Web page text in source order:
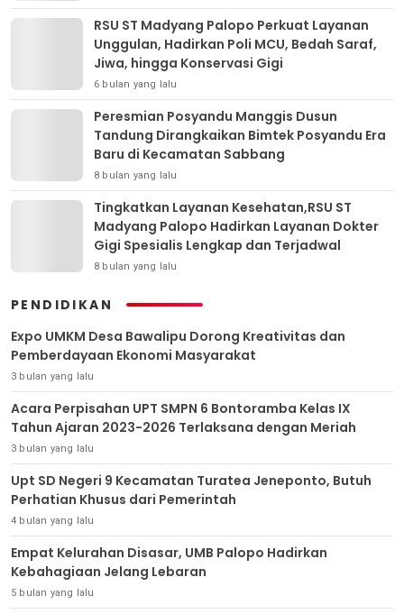
RSU ST Madyang Palopo Perkuat Layanan
Unggulan, Hadirkan Poli MCU, Bedah Saraf,
Jiwa, hingga Konservasi Gigi
6 bulan yang lalu
Peresmian Posyandu Manggis Dusun
Tandung Dirangkaikan Bimtek Posyandu Era
Baru di Kecamatan Sabbang
8 bulan yang lalu
Tingkatkan Layanan Kesehatan,RSU ST
Madyang Palopo Hadirkan Layanan Dokter
Gigi Spesialis Lengkap dan Terjadwal
8 bulan yang lalu
PENDIDIKAN
Expo UMKM Desa Bawalipu Dorong Kreativitas dan
Pemberdayaan Ekonomi Masyarakat
3 bulan yang lalu
Acara Perpisahan UPT SMPN 6 Bontoramba Kelas IX
Tahun Ajaran 2023-2026 Terlaksana dengan Meriah
3 bulan yang lalu
Upt SD Negeri 9 Kecamatan Turatea Jeneponto, Butuh
Perhatian Khusus dari Pemerintah
4 bulan yang lalu
Empat Kelurahan Disasar, UMB Palopo Hadirkan
Kebahagiaan Jelang Lebaran
5 bulan yang lalu